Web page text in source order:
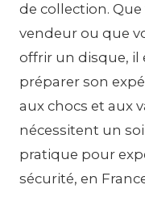
de collection.
vendeur ou que
offrir un disque, il
préparer son
aux chocs et aux
nécessitent un
pratique pour
sécurité, en